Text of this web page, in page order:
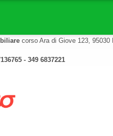
corso Ara di Giove 123, 95030
- 349 6837221